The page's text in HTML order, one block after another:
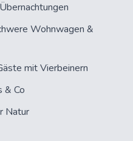
Wohnwagen &
mit Vierbeinern
& Co
Natur